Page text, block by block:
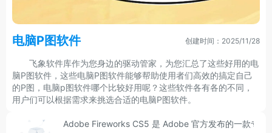
电脑P图软件 创建时间：2025/11/28
飞象软件库作为您身边的驱动管家，为您汇总了这些好用的电
脑P图软件，这些电脑P图软件能够帮助使用者们高效的搞定自己
的P图，电脑p图软件哪个比较好用呢？这些软件各有各的不同，
用户们可以根据需求来挑选合适的电脑P图软件。
Adobe Fireworks CS5 是 Adobe 官方发布的一款专注